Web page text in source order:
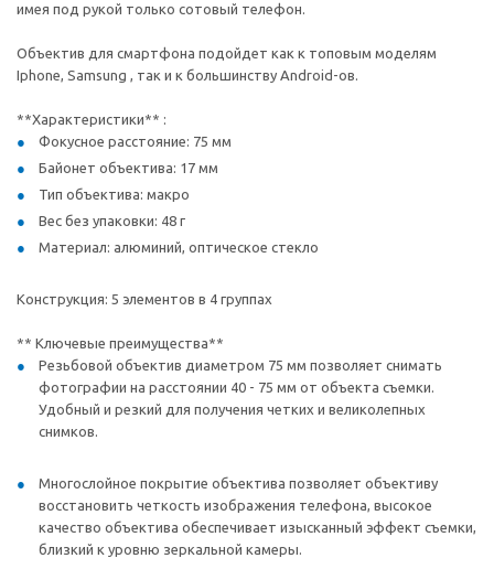
имея под рукой только сотовый телефон.
Объектив для смартфона подойдет как к топовым моделям
Iphone, Samsung , так и к большинству Android-ов.
**Характеристики** :
Фокусное расстояние: 75 мм
Байонет объектива: 17 мм
Тип объектива: макро
Вес без упаковки: 48 г
Материал: алюминий, оптическое стекло
Конструкция: 5 элементов в 4 группах
** Ключевые преимущества**
Резьбовой объектив диаметром 75 мм позволяет снимать
фотографии на расстоянии 40 - 75 мм от объекта съемки.
Удобный и резкий для получения четких и великолепных
снимков.
Многослойное покрытие объектива позволяет объективу
восстановить четкость изображения телефона, высокое
качество объектива обеспечивает изысканный эффект съемки,
близкий к уровню зеркальной камеры.